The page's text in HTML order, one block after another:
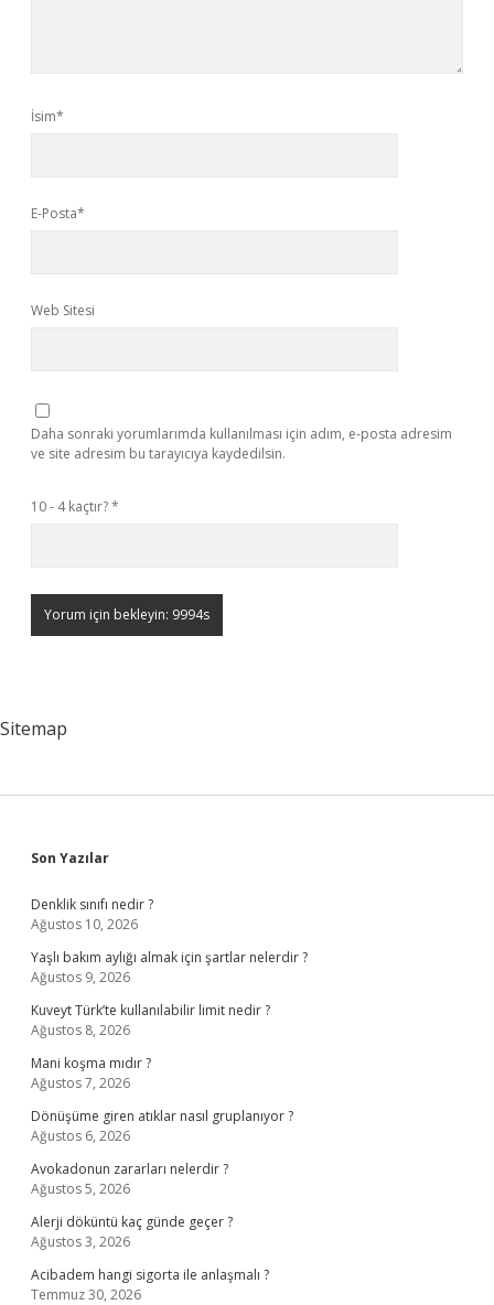
İsim*
E-Posta*
Web Sitesi
Daha sonraki yorumlarımda kullanılması için adım, e-posta adresim
ve site adresim bu tarayıcıya kaydedilsin.
10 - 4 kaçtır?*
Sitemap
Sidebar
Son Yazılar
Denklik sınıfı nedir ?
Ağustos 10, 2026
Yaşlı bakım aylığı almak için şartlar nelerdir ?
Ağustos 9, 2026
Kuveyt Türk’te kullanılabilir limit nedir ?
Ağustos 8, 2026
Mani koşma mıdır ?
Ağustos 7, 2026
Dönüşüme giren atıklar nasıl gruplanıyor ?
Ağustos 6, 2026
Avokadonun zararları nelerdir ?
Ağustos 5, 2026
Alerji döküntü kaç günde geçer ?
Ağustos 3, 2026
Acibadem hangi sigorta ile anlaşmalı ?
Temmuz 30, 2026